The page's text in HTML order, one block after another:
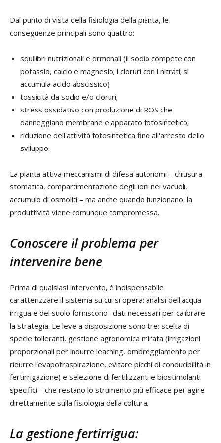
Dal punto di vista della fisiologia della pianta, le
conseguenze principali sono quattro:
squilibri nutrizionali e ormonali (il sodio compete con
potassio, calcio e magnesio; i cloruri con i nitrati; si
accumula acido abscissico);
tossicità da sodio e/o cloruri;
stress ossidativo con produzione di ROS che
danneggiano membrane e apparato fotosintetico;
riduzione dell'attività fotosintetica fino all'arresto dello
sviluppo.
La pianta attiva meccanismi di difesa autonomi – chiusura
stomatica, compartimentazione degli ioni nei vacuoli,
accumulo di osmoliti – ma anche quando funzionano, la
produttività viene comunque compromessa.
Conoscere il problema per
intervenire bene
Prima di qualsiasi intervento, è indispensabile
caratterizzare il sistema su cui si opera: analisi dell'acqua
irrigua e del suolo forniscono i dati necessari per calibrare
la strategia. Le leve a disposizione sono tre: scelta di
specie tolleranti, gestione agronomica mirata (irrigazioni
proporzionali per indurre leaching, ombreggiamento per
ridurre l'evapotraspirazione, evitare picchi di conducibilità in
fertirrigazione) e selezione di fertilizzanti e biostimolanti
specifici – che restano lo strumento più efficace per agire
direttamente sulla fisiologia della coltura.
La gestione fertirrigua: